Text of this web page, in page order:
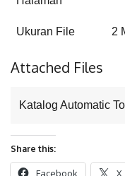
Ukuran File 2
Attached Files
Katalog Automatic
Share this:
Facebook X